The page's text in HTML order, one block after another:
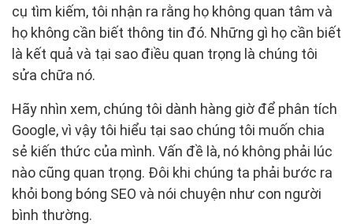
cụ tìm kiếm, tôi nhận ra rằng họ không quan tâm và
họ không cần biết thông tin đó. Những gì họ cần biết
là kết quả và tại sao điều quan trọng là chúng tôi
sửa chữa nó.
Hãy nhìn xem, chúng tôi dành hàng giờ để phân tích
Google, vì vậy tôi hiểu tại sao chúng tôi muốn chia
sẻ kiến thức của mình. Vấn đề là, nó không phải lúc
nào cũng quan trọng. Đôi khi chúng ta phải bước ra
khỏi bong bóng SEO và nói chuyện như con người
bình thường.